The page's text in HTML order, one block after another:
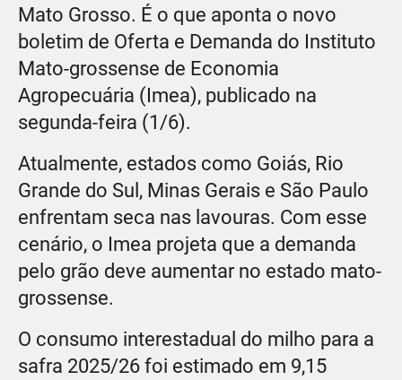
Mato Grosso. É o que aponta o novo
boletim de Oferta e Demanda do Instituto
Mato-grossense de Economia
Agropecuária (Imea), publicado na
segunda-feira (1/6).
Atualmente, estados como Goiás, Rio
Grande do Sul, Minas Gerais e São Paulo
enfrentam seca nas lavouras. Com esse
cenário, o Imea projeta que a demanda
pelo grão deve aumentar no estado mato-
grossense.
O consumo interestadual do milho para a
safra 2025/26 foi estimado em 9,15